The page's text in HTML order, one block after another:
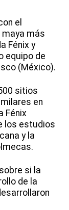
el
más
Fénix y
equipo de
(México).
sitios
en
Fénix
los estudios
y la
si la
de la